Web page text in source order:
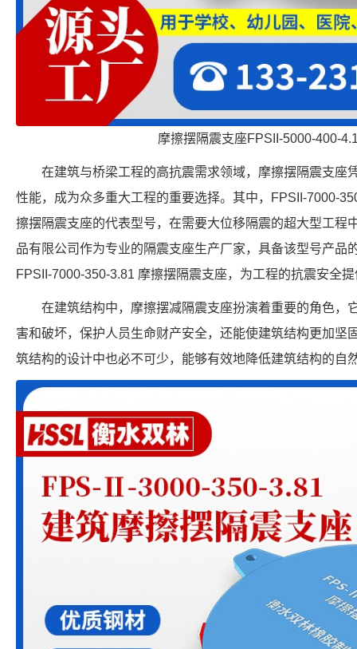
摩擦摆隔震支座FPSII-5000-400-
在建筑与桥梁工程的高抗震需求领域，摩擦摆隔震支座
性能，成为众多重大工程的重要选择。其中，FPSII-7000-
擦摆隔震支座的代表型号，在需要大位移隔震的超大型工程
品有限公司作为专业的隔震支座生产厂家，具备该型号产品
FPSII-7000-350-3.81 摩擦摆隔震支座，为工程的抗震安全
在建筑结构中，摩擦摆减隔震支座扮演着重要的角色，
害和破坏，保护人员生命财产安全，还能使建筑结构更加坚
筑结构的设计中也必不可少，能够有效地降低建筑结构的自